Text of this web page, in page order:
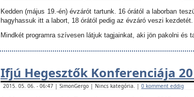
Kedden (május 19.-én) évzárót tartunk. 16 órától a laborban
hagyhassuk itt a labort, 18 órától pedig az évzáró veszi kezdetét.
Mindkét programra szívesen látjuk tagjainkat, aki jön pakolni és
Ifjú Hegesztők Konferenciája
2015. 05. 06. - 06:47 | SimonGergo | Nincs kategória. | 0 komment eddig